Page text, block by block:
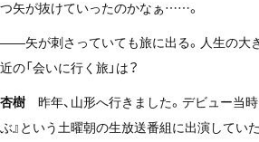
つ矢が抜けていったのかなぁ……。
——矢が刺さっていても旅に出る。人生の大
近の「会いに行く旅」は？
杏樹 昨年、山形へ行きました。デビュー当時
ぶ』という土曜朝の生放送番組に出演してい